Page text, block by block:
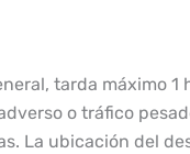
tarda máximo 1
o tráfico
La ubicación del